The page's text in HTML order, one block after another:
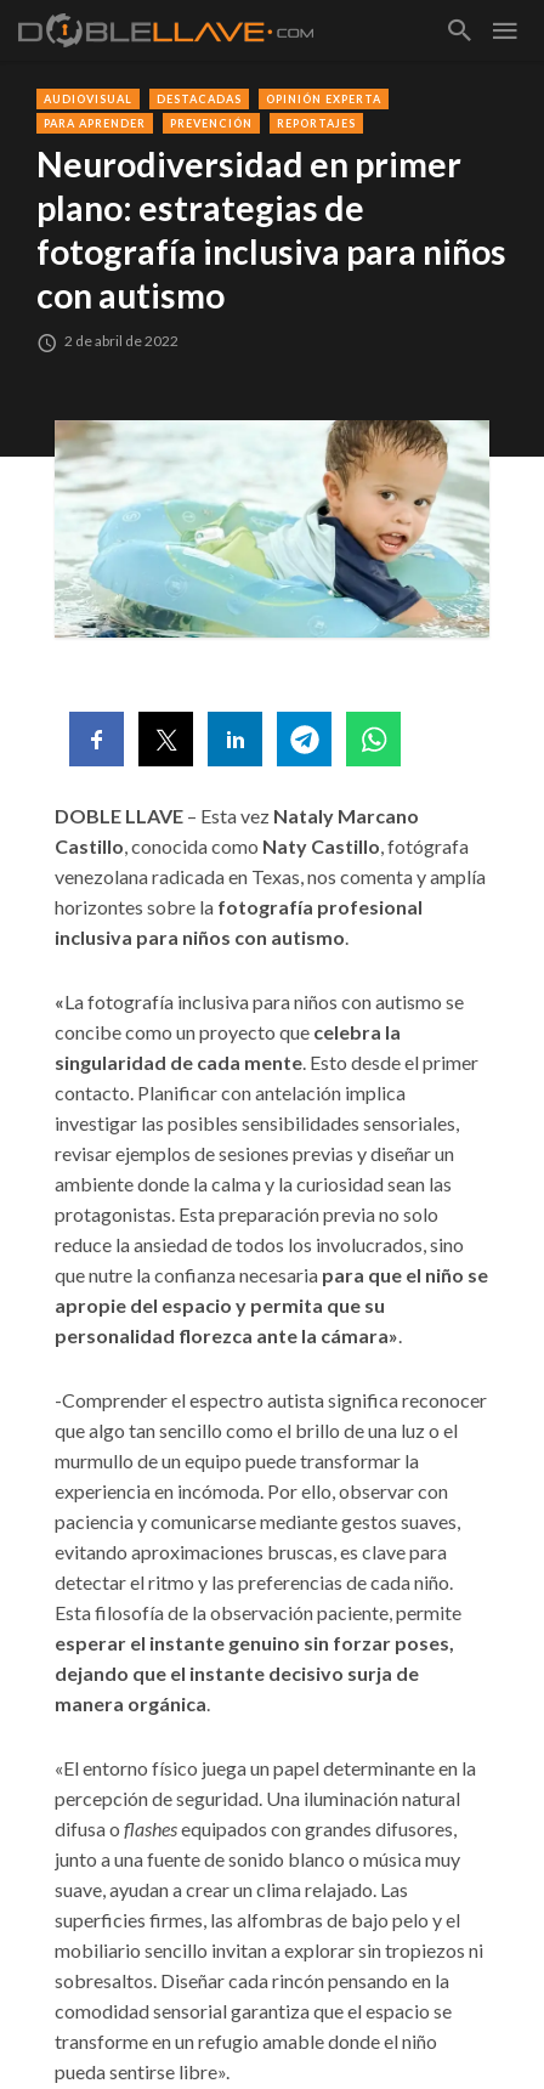
AUDIOVISUAL DESTACADAS
OPINIÓN EXPERTA
PARA APRENDER
PREVENCIÓN REPORTAJES
Neurodiversidad en primer
plano: estrategias de
fotografía inclusiva para niños
con autismo
2 de abril de 2022
DOBLE LLAVE – Esta vez Nataly Marcano
Castillo, conocida como Naty Castillo, fotógrafa
venezolana radicada en Texas, nos comenta y amplía
horizontes sobre la fotografía profesional
inclusiva para niños con autismo.
«La fotografía inclusiva para niños con autismo se
concibe como un proyecto que celebra la
singularidad de cada mente. Esto desde el primer
contacto. Planificar con antelación implica
investigar las posibles sensibilidades sensoriales,
revisar ejemplos de sesiones previas y diseñar un
ambiente donde la calma y la curiosidad sean las
protagonistas. Esta preparación previa no solo
reduce la ansiedad de todos los involucrados, sino
que nutre la confianza necesaria para que el niño se
apropie del espacio y permita que su
personalidad florezca ante la cámara».
-Comprender el espectro autista significa reconocer
que algo tan sencillo como el brillo de una luz o el
murmullo de un equipo puede transformar la
experiencia en incómoda. Por ello, observar con
paciencia y comunicarse mediante gestos suaves,
evitando aproximaciones bruscas, es clave para
detectar el ritmo y las preferencias de cada niño.
Esta filosofía de la observación paciente, permite
esperar el instante genuino sin forzar poses,
dejando que el instante decisivo surja de
manera orgánica.
«El entorno físico juega un papel determinante en la
percepción de seguridad. Una iluminación natural
difusa o flashesequipados con grandes difusores,
junto a una fuente de sonido blanco o música muy
suave, ayudan a crear un clima relajado. Las
superficies firmes, las alfombras de bajo pelo y el
mobiliario sencillo invitan a explorar sin tropiezos ni
sobresaltos. Diseñar cada rincón pensando en la
comodidad sensorial garantiza que el espacio se
transforme en un refugio amable donde el niño
pueda sentirse libre».